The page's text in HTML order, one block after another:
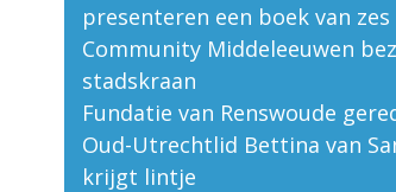
presenteren een boek van
Community Middeleeuwen
stadskraan
Fundatie van Renswoude
Oud-Utrechtlid Bettina van
krijgt lintje